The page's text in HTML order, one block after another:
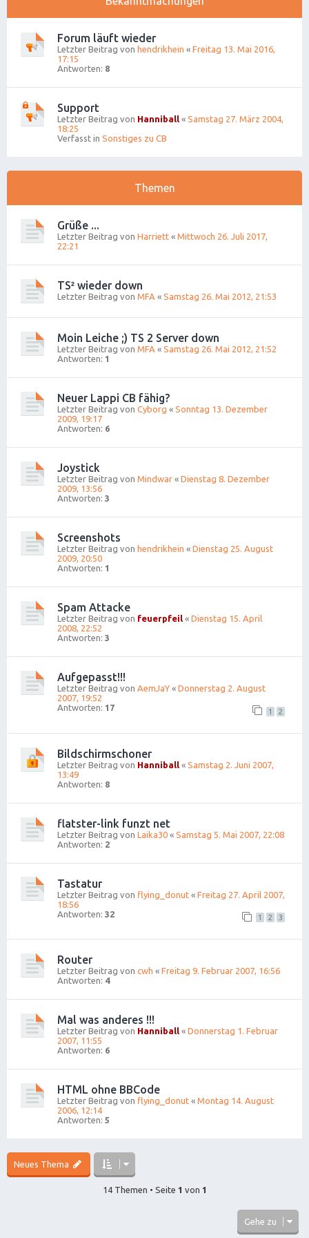
Forum läuft wieder
Letzter Beitrag von hendrikhein « Freitag 13. Mai 2016,
17:15
Antworten: 8
Support
Letzter Beitrag von Hanniball « Samstag 27. März 2004,
18:25
Verfasst in Sonstiges zu CB
Themen
Grüße ...
Letzter Beitrag von Harriett « Mittwoch 26. Juli 2017,
22:21
TS² wieder down
Letzter Beitrag von MFA « Samstag 26. Mai 2012, 21:53
Moin Leiche ;) TS 2 Server down
Letzter Beitrag von MFA « Samstag 26. Mai 2012, 21:52
Antworten: 1
Neuer Lappi CB fähig?
Letzter Beitrag von Cyborg « Sonntag 13. Dezember
2009, 19:17
Antworten: 6
Joystick
Letzter Beitrag von Mindwar « Dienstag 8. Dezember
2009, 13:56
Antworten: 3
Screenshots
Letzter Beitrag von hendrikhein « Dienstag 25. August
2009, 20:50
Antworten: 1
Spam Attacke
Letzter Beitrag von feuerpfeil « Dienstag 15. April
2008, 22:52
Antworten: 3
Aufgepasst!!!
Letzter Beitrag von AemJaY « Donnerstag 2. August
2007, 19:52
Antworten: 17 1 2
Bildschirmschoner
Letzter Beitrag von Hanniball « Samstag 2. Juni 2007,
13:49
Antworten: 8
flatster-link funzt net
Letzter Beitrag von Laika30 « Samstag 5. Mai 2007, 22:08
Antworten: 2
Tastatur
Letzter Beitrag von flying_donut « Freitag 27. April 2007,
18:56
Antworten: 32 1 2 3
Router
Letzter Beitrag von cwh « Freitag 9. Februar 2007, 16:56
Antworten: 4
Mal was anderes !!!
Letzter Beitrag von Hanniball « Donnerstag 1. Februar
2007, 11:55
Antworten: 6
HTML ohne BBCode
Letzter Beitrag von flying_donut « Montag 14. August
2006, 12:14
Antworten: 5
Neues Thema
14 Themen • Seite 1 von 1
Gehe zu